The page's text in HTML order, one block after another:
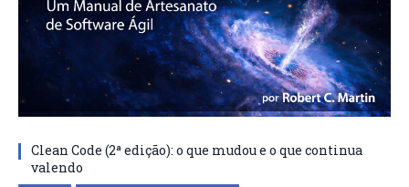
Clean Code (2ª edição): o que mudou e o que continua
valendo